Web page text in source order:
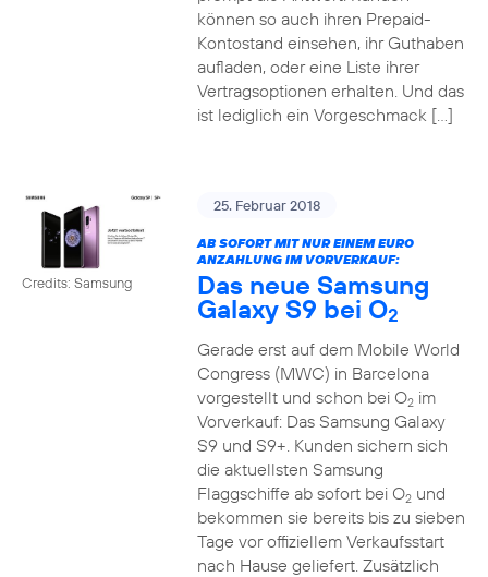
können so auch ihren Prepaid-
Kontostand einsehen, ihr Guthaben
aufladen, oder eine Liste ihrer
Vertragsoptionen erhalten. Und das
ist lediglich ein Vorgeschmack […]
Credits: Samsung
25. Februar 2018
AB SOFORT MIT NUR EINEM EURO
ANZAHLUNG IM VORVERKAUF:
Das neue Samsung
Galaxy S9 bei O2
Gerade erst auf dem Mobile World
Congress (MWC) in Barcelona
vorgestellt und schon bei O2im
Vorverkauf: Das Samsung Galaxy
S9 und S9+. Kunden sichern sich
die aktuellsten Samsung
Flaggschiffe ab sofort bei O2und
bekommen sie bereits bis zu sieben
Tage vor offiziellem Verkaufsstart
nach Hause geliefert. Zusätzlich